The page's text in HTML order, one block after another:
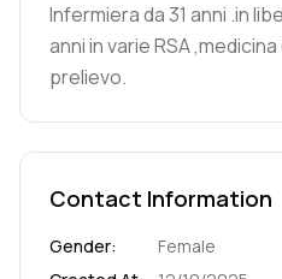
Infermiera da 31 anni .in
anni in varie RSA
prelievo.
Contact Information
Gender:
Female